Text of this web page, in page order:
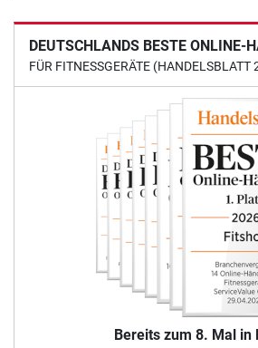
DEUTSCHLANDS BESTE ONLINE-
FÜR FITNESSGERÄTE (HANDELSBLATT
Bereits zum 8. Mal in